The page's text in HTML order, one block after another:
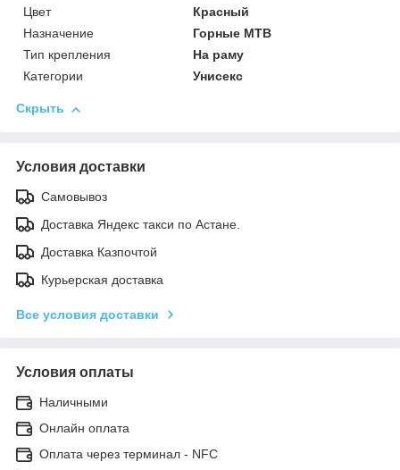
Цвет
Красный
Назначение
Горные MTB
Тип крепления
На раму
Категории
Унисекс
Скрыть
Условия доставки
Самовывоз
Доставка Яндекс такси по Астане.
Доставка Казпочтой
Курьерская доставка
Все условия доставки
Условия оплаты
Наличными
Онлайн оплата
Оплата через терминал - NFC